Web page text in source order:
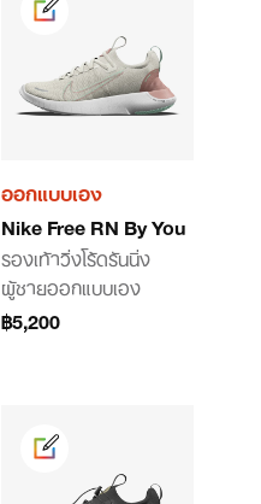
ออกแบบเอง
Nike Free RN By You
รองเท้าวิ่งโร้ดรันนิ่ง
ผู้ชายออกแบบเอง
฿5,200